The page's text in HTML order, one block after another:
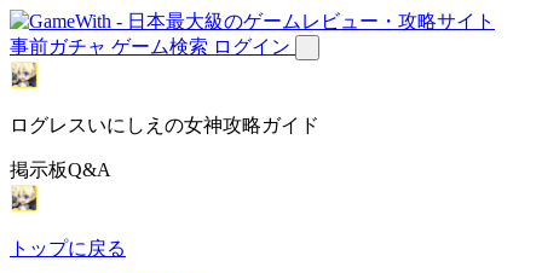
事前ガチャ ゲーム検索 ログイン
ログレスいにしえの女神攻略ガイド
掲示板Q&A
トップに戻る